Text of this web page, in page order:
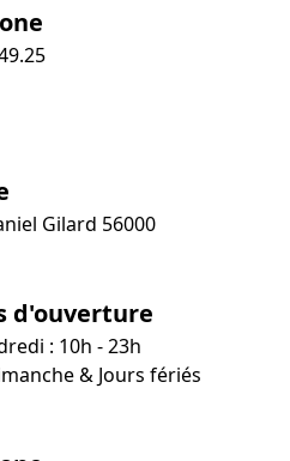
Gilard 56000
d'ouverture
: 10h - 23h
& Jours fériés